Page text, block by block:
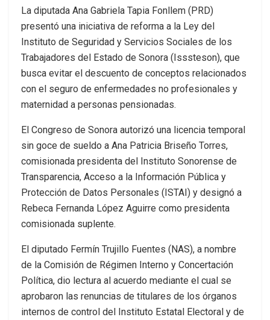
La diputada Ana Gabriela Tapia Fonllem (PRD)
presentó una iniciativa de reforma a la Ley del
Instituto de Seguridad y Servicios Sociales de los
Trabajadores del Estado de Sonora (Isssteson), que
busca evitar el descuento de conceptos relacionados
con el seguro de enfermedades no profesionales y
maternidad a personas pensionadas.
El Congreso de Sonora autorizó una licencia temporal
sin goce de sueldo a Ana Patricia Briseño Torres,
comisionada presidenta del Instituto Sonorense de
Transparencia, Acceso a la Información Pública y
Protección de Datos Personales (ISTAI) y designó a
Rebeca Fernanda López Aguirre como presidenta
comisionada suplente.
El diputado Fermín Trujillo Fuentes (NAS), a nombre
de la Comisión de Régimen Interno y Concertación
Política, dio lectura al acuerdo mediante el cual se
aprobaron las renuncias de titulares de los órganos
internos de control del Instituto Estatal Electoral y de